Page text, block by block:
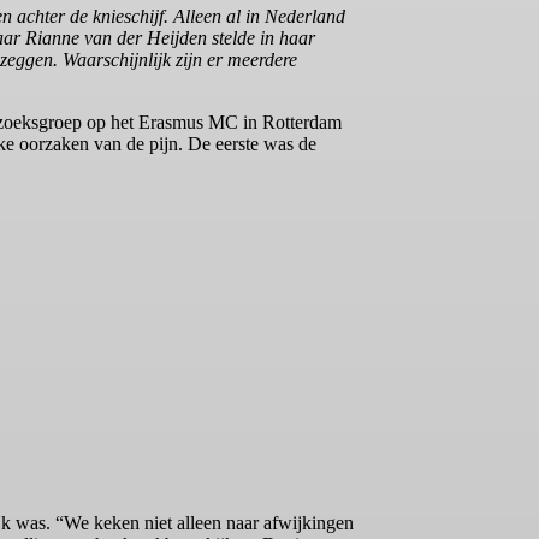
achter de knieschijf. Alleen al in Nederland
Rianne van der Heijden stelde in haar
Waarschijnlijk zijn er meerdere
op het Erasmus MC in Rotterdam
oorzaken van de pijn. De eerste was de
was. “We keken niet alleen naar afwijkingen